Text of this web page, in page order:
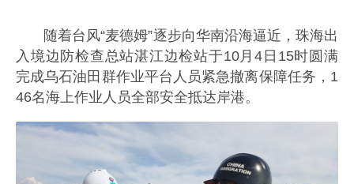
随着台风“麦德姆”逐步向华南沿海逼近，珠海出
入境边防检查总站湛江边检站于10月4日15时圆满
完成乌石油田群作业平台人员紧急撤离保障任务，1
46名海上作业人员全部安全抵达岸港。